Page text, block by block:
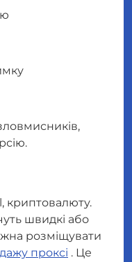
криптовалюту.
швидкі або
розміщувати
проксі . Це